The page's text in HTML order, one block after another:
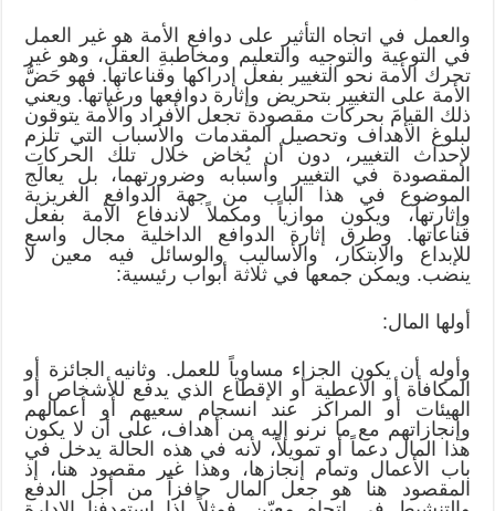
والعمل في اتجاه التأثير على دوافع الأمة هو غير العمل
في التوعية والتوجيه والتعليم ومخاطبةِ العقل، وهو غير
تحرك الأمة نحو التغيير بفعل إدراكها وقناعاتها. فهو حَضُّ
الأمة على التغيير بتحريض وإثارة دوافعها ورغباتها. ويعني
ذلك القيامَ بحركات مقصودة تجعل الأفراد والأمة يتوقون
لبلوغ الأهداف وتحصيل المقدمات والأسباب التي تلزم
لإحداث التغيير، دون أن يُخاض خلال تلك الحركات
المقصودة في التغيير وأسبابه وضرورتهما، بل يعالَج
الموضوع في هذا الباب من جهة الدوافع الغريزية
وإثارتها، ويكون موازياً ومكملاً لاندفاع الأمة بفعل
قناعاتها. وطرق إثارة الدوافع الداخلية مجال واسع
للإبداع والابتكار، والأساليب والوسائل فيه معين لا
ينضب. ويمكن جمعها في ثلاثة أبواب رئيسية:
أولها المال:
وأوله أن يكون الجزاء مساوياً للعمل. وثانيه الجائزة أو
المكافأة أو الأعطية أو الإقطاع الذي يدفع للأشخاص أو
الهيئات أو المراكز عند انسجام سعيهم أو أعمالهم
وإنجازاتهم مع ما نرنو إليه من أهداف، على أن لا يكون
هذا المال دعماً أو تمويلاً، لأنه في هذه الحالة يدخل في
باب الأعمال وتمام إنجازها، وهذا غير مقصود هنا، إذ
المقصود هنا هو جعل المال حافزاً من أجل الدفع